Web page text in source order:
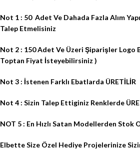
Not 1 : 50 Adet Ve Dahada Fazla Alım
Talep Etmelisiniz
Not 2 : 150 Adet Ve Üzeri Şiparişler Logo
Toptan Fiyat İsteyebilirsiniz )
Not 3 : İstenen Farklı Ebatlarda ÜRETİLİR
Not 4 : Sizin Talep Ettiginiz Renklerde
NOT 5 : En Hızlı Satan Modellerden Stok
Elbette Size Özel Hediye Projelerinize